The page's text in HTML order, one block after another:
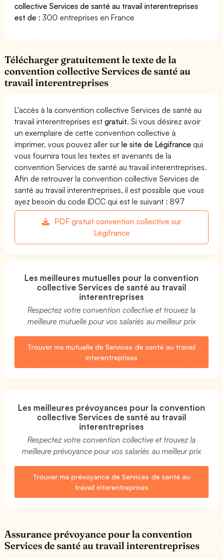
collective Services de santé au travail interentreprises
est de : 300 entreprises en France
Télécharger gratuitement le texte de la
convention collective Services de santé au
travail interentreprises
L'accès à la convention collective Services de santé au
travail interentreprises estgratuit. Si vous désirez avoir
un exemplaire de cette convention collective à
imprimer, vous pouvez aller surle site de Légifrance qui
vous fournira tous les textes et avenants de la
convention Services de santé au travail interentreprises.
Afin de retrouver la convention collective Services de
santé au travail interentreprises, il est possible que vous
ayez besoin du code IDCC qui est le suivant : 897
PDF gratuit convention collective sur
Légifrance
Les meilleures mutuelles pour la convention
collective Services de santé au travail
interentreprises
Respectez votre convention collective et trouvez la
meilleure mutuelle pour vos salariés au meilleur prix
Trouver ma mutuelle de Services de santé au travail
interentreprises
Les meilleures prévoyances pour la convention
collective Services de santé au travail
interentreprises
Respectez votre convention collective et trouvez la
meilleure prévoyance pour vos salariés au meilleur prix
Trouver ma prévoyance de Services de santé au
travail interentreprises
Assurance prévoyance pour la convention
Services de santé au travail interentreprises